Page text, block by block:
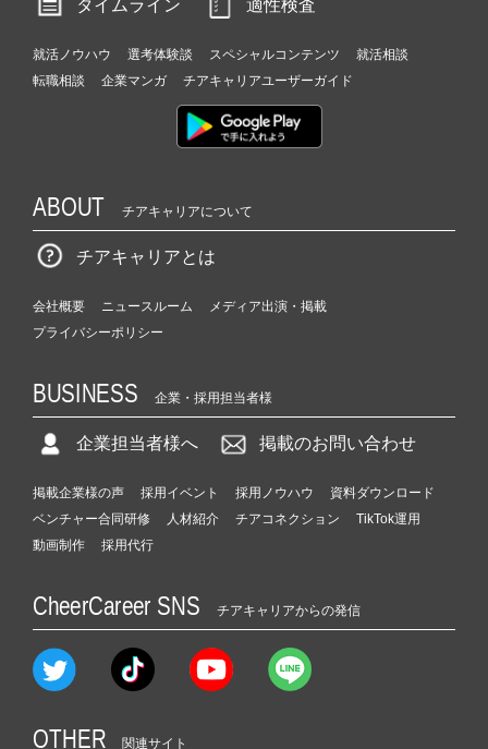
タイムライン
適性検査
就活ノウハウ 選考体験談 スペシャルコンテンツ
就活相談
転職相談
企業マンガ チアキャリアユーザーガイド
ABOUT チアキャリアについて
チアキャリアとは
会社概要 ニュースルーム
メディア出演・掲載
プライバシーポリシー
BUSINESS 企業・採用担当者様
企業担当者様へ 掲載のお問い合わせ
掲載企業様の声 採用イベント 採用ノウハウ
資料ダウンロード
ベンチャー合同研修
人材紹介 チアコネクション
TikTok運用
動画制作
採用代行
CheerCareer SNS チアキャリアからの発信
OTHER 関連サイト